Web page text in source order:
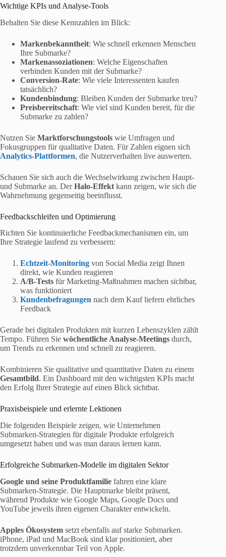
Wichtige KPIs und Analyse-Tools
Behalten Sie diese Kennzahlen im Blick:
Markenbekanntheit: Wie schnell erkennen Menschen
Ihre Submarke?
Markenassoziationen: Welche Eigenschaften
verbinden Kunden mit der Submarke?
Conversion-Rate: Wie viele Interessenten kaufen
tatsächlich?
Kundenbindung: Bleiben Kunden der Submarke treu?
Preisbereitschaft: Wie viel sind Kunden bereit, für die
Submarke zu zahlen?
Nutzen Sie Marktforschungstools wie Umfragen und
Fokusgruppen für qualitative Daten. Für Zahlen eignen sich
Analytics-Plattformen, die Nutzerverhalten live auswerten.
Schauen Sie sich auch die Wechselwirkung zwischen Haupt-
und Submarke an. DerHalo-Effekt kann zeigen, wie sich die
Wahrnehmung gegenseitig beeinflusst.
Feedbackschleifen und Optimierung
Richten Sie kontinuierliche Feedbackmechanismen ein, um
Ihre Strategie laufend zu verbessern:
Echtzeit-Monitoring von Social Media zeigt Ihnen
direkt, wie Kunden reagieren
A/B-Tests für Marketing-Maßnahmen machen sichtbar,
was funktioniert
Kundenbefragungen nach dem Kauf liefern ehrliches
Feedback
Gerade bei digitalen Produkten mit kurzen Lebenszyklen zählt
Tempo. Führen Sie wöchentliche Analyse-Meetings durch,
um Trends zu erkennen und schnell zu reagieren.
Kombinieren Sie qualitative und quantitative Daten zu einem
Gesamtbild. Ein Dashboard mit den wichtigsten KPIs macht
den Erfolg Ihrer Strategie auf einen Blick sichtbar.
Praxisbeispiele und erlernte Lektionen
Die folgenden Beispiele zeigen, wie Unternehmen
Submarken-Strategien für digitale Produkte erfolgreich
umgesetzt haben und was man daraus lernen kann.
Erfolgreiche Submarken-Modelle im digitalen Sektor
Google und seine Produktfamilie fahren eine klare
Submarken-Strategie. Die Hauptmarke bleibt präsent,
während Produkte wie Google Maps, Google Docs und
YouTube jeweils ihren eigenen Charakter entwickeln.
Apples Ökosystem setzt ebenfalls auf starke Submarken.
iPhone, iPad und MacBook sind klar positioniert, aber
trotzdem unverkennbar Teil von Apple.